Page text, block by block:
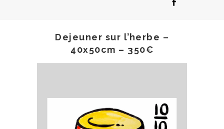
Dejeuner sur l’herbe –
40x50cm – 350€